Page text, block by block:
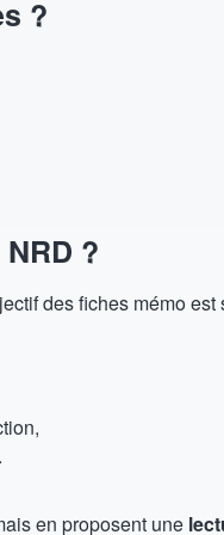
?
?
des fiches mémo est
en proposent une